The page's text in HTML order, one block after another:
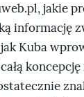
jakie
informację
Kuba